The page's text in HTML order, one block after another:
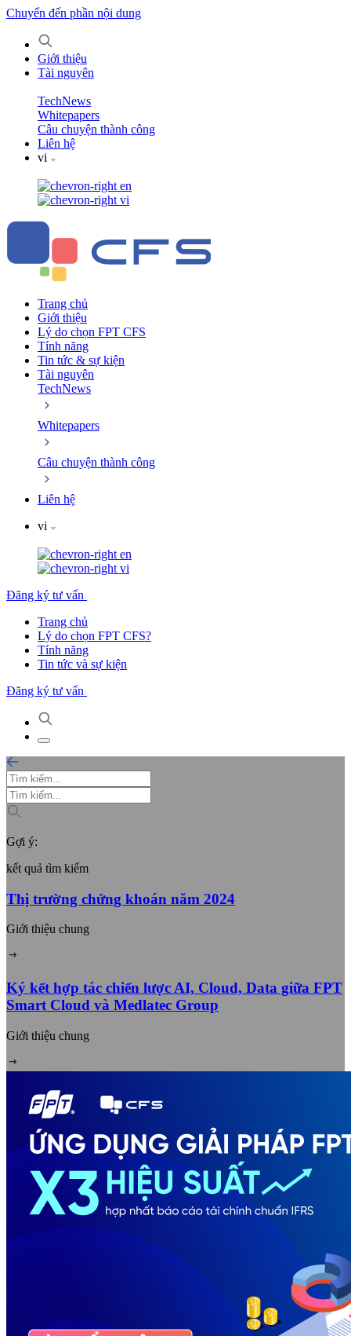
Chuyển đến phần nội dung
Giới thiệu
Tài nguyên
TechNews
Whitepapers
Câu chuyện thành công
Liên hệ
vi
en
vi
Trang chủ
Giới thiệu
Lý do chọn FPT CFS
Tính năng
Tin tức & sự kiện
Tài nguyên
TechNews
Whitepapers
Câu chuyện thành công
Liên hệ
vi
en
vi
Đăng ký tư vấn
Trang chủ
Lý do chọn FPT CFS?
Tính năng
Tin tức và sự kiện
Đăng ký tư vấn
Gợi ý:
kết quả tìm kiếm
Thị trường chứng khoán năm 2024
Giới thiệu chung
Ký kết hợp tác chiến lược AI, Cloud, Data giữa FPT
Smart Cloud và Medlatec Group
Giới thiệu chung